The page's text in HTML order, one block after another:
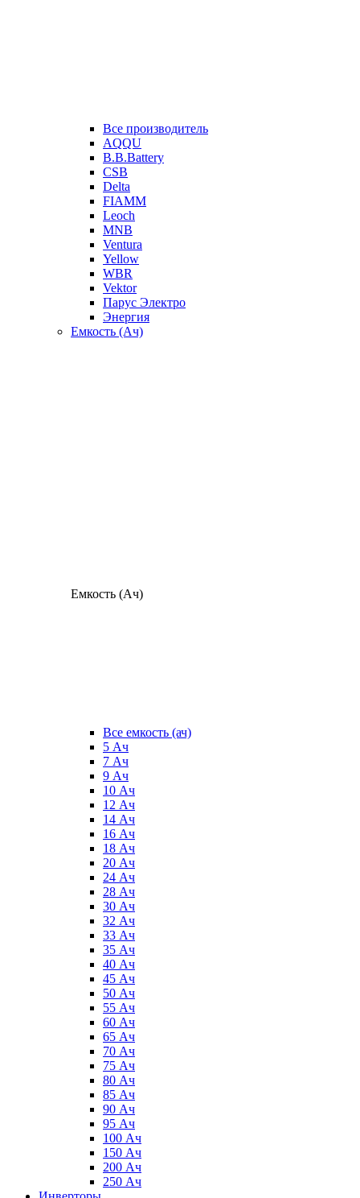
Все производитель
AQQU
B.B.Battery
CSB
Delta
FIAMM
Leoch
MNB
Ventura
Yellow
WBR
Vektor
Парус Электро
Энергия
Емкость (Ач)
Емкость (Ач)
Все емкость (ач)
5 Ач
7 Ач
9 Ач
10 Ач
12 Ач
14 Ач
16 Ач
18 Ач
20 Ач
24 Ач
28 Ач
30 Ач
32 Ач
33 Ач
35 Ач
40 Ач
45 Ач
50 Ач
55 Ач
60 Ач
65 Ач
70 Ач
75 Ач
80 Ач
85 Ач
90 Ач
95 Ач
100 Ач
150 Ач
200 Ач
250 Ач